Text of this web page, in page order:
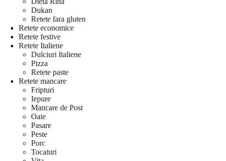
Dukan
Retete fara gluten
Retete economice
Retete festive
Retete Italiene
Dulciuri Italiene
Pizza
Retete paste
Retete mancare
Fripturi
Iepure
Mancare de Post
Oaie
Pasare
Peste
Porc
Tocaturi